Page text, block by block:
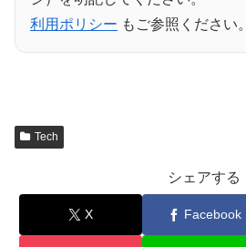
利用ポリシー もご参照ください。
Tech
シェアする
X Facebook